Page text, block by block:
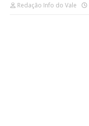
Redação Info do Vale